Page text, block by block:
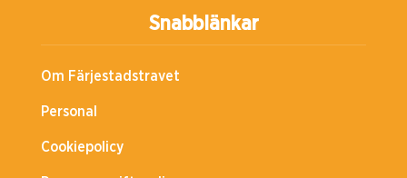
Snabblänkar
Om Färjestadstravet
Personal
Cookiepolicy